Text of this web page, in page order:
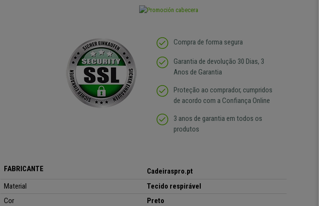
Compra de forma segura
Garantia de devolução 30 Dias, 3
Anos de Garantia
Proteção ao comprador, cumpridos
de acordo com a Confiança Online
3 anos de garantia em todos os
produtos
FABRICANTE
Cadeiraspro.pt
Material
Tecido respirável
Cor
Preto